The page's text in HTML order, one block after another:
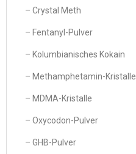
– Crystal Meth
– Fentanyl-Pulver
– Kolumbianisches Kokain
– Methamphetamin-Kristalle
– MDMA-Kristalle
– Oxycodon-Pulver
– GHB-Pulver